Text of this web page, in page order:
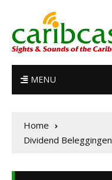
MENU
Home
Dividend